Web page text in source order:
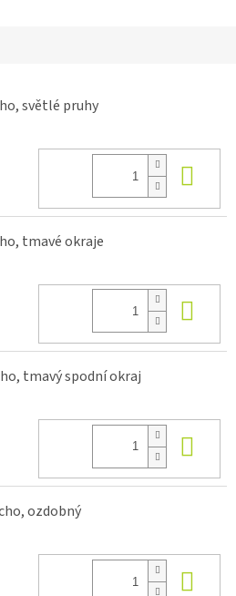
světlé pruhy
tmavé okraje
tmavý spodní okraj
ozdobný